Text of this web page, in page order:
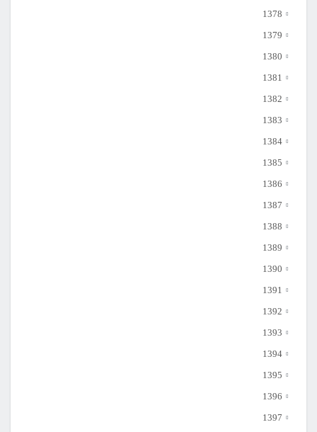
1378
1379
1380
1381
1382
1383
1384
1385
1386
1387
1388
1389
1390
1391
1392
1393
1394
1395
1396
1397